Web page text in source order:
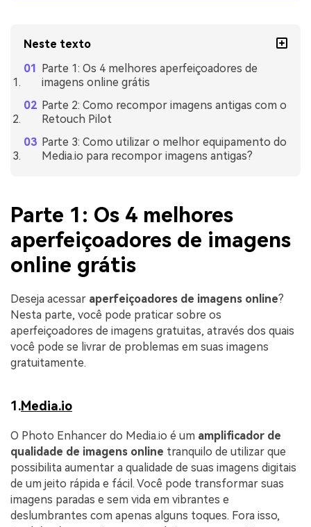
Neste texto
Parte 1: Os 4 melhores aperfeiçoadores de
imagens online grátis
Parte 2: Como recompor imagens antigas com o
Retouch Pilot
Parte 3: Como utilizar o melhor equipamento do
Media.io para recompor imagens antigas?
Parte 1: Os 4 melhores
aperfeiçoadores de imagens
online grátis
Deseja acessar aperfeiçoadores de imagens online?
Nesta parte, você pode praticar sobre os
aperfeiçoadores de imagens gratuitas, através dos quais
você pode se livrar de problemas em suas imagens
gratuitamente.
1.Media.io
O Photo Enhancer do Media.io é um amplificador de
qualidade de imagens online tranquilo de utilizar que
possibilita aumentar a qualidade de suas imagens digitais
de um jeito rápida e fácil. Você pode transformar suas
imagens paradas e sem vida em vibrantes e
deslumbrantes com apenas alguns toques. Fora isso,